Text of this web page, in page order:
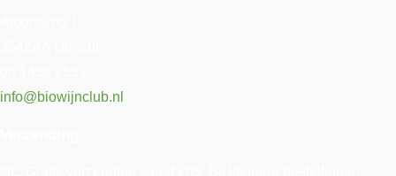
info@biowijnclub.nl